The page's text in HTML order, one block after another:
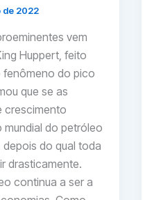
de 2022
vem
Huppert, feito
fenômeno do pico
que se as
crescimento
do petróleo
depois do qual toda
drasticamente.
continua a ser a